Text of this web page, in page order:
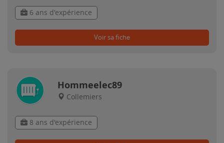
6 ans d'expérience
Voir sa fiche
Hommeelec89
Collemiers
8 ans d'expérience